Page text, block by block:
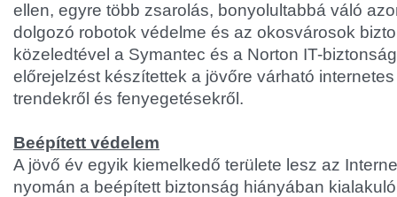
ellen, egyre több zsarolás, bonyolultabbá váló
dolgozó robotok védelme és az okosvárosok
közeledtével a Symantec és a Norton IT-
előrejelzést készítettek a jövőre várható
trendekről és fenyegetésekről.
Beépített védelem
A jövő év egyik kiemelkedő területe lesz az
nyomán a beépített biztonság hiányában